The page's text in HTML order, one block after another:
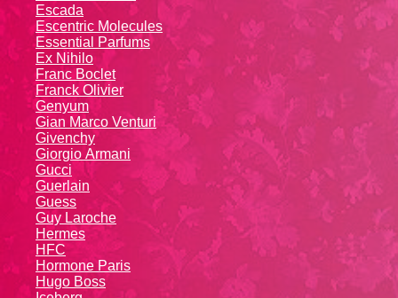
Escada
Escentric Molecules
Essential Parfums
Ex Nihilo
Franc Boclet
Franck Olivier
Genyum
Gian Marco Venturi
Givenchy
Giоrgio Аrmаni
Gucci
Guerlain
Guess
Guy Laroche
Hermes
HFC
Hormone Paris
Hugo Boss